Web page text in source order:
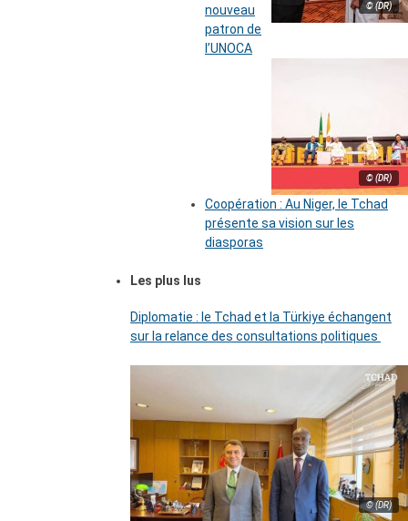
© (DR)
nouveau
patron de
l’UNOCA
© (DR)
Coopération : Au Niger, le Tchad
présente sa vision sur les
diasporas
Les plus lus
Diplomatie : le Tchad et la Türkiye échangent
sur la relance des consultations politiques
© (DR)